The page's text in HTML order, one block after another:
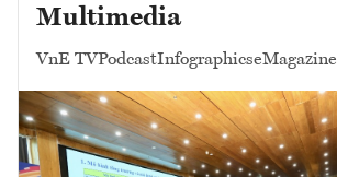
Multimedia
VnE TVPodcastInfographicseMagazine